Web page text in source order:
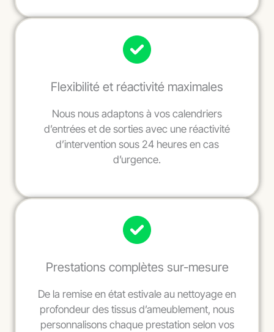
Flexibilité et réactivité maximales
Nous nous adaptons à vos calendriers
d’entrées et de sorties avec une réactivité
d’intervention sous 24 heures en cas
d’urgence.
Prestations complètes sur-mesure
De la remise en état estivale au nettoyage en
profondeur des tissus d’ameublement, nous
personnalisons chaque prestation selon vos